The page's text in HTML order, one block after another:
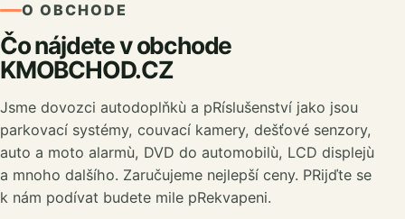
O OBCHODE
Čo nájdete v obchode
KMOBCHOD.CZ
Jsme dovozci autodoplňkù a pRíslušenství jako jsou
parkovací systémy, couvací kamery, dešťové senzory,
auto a moto alarmù, DVD do automobilù, LCD displejù
a mnoho dalšího. Zaručujeme nejlepší ceny. PRijďte se
k nám podívat budete mile pRekvapeni.